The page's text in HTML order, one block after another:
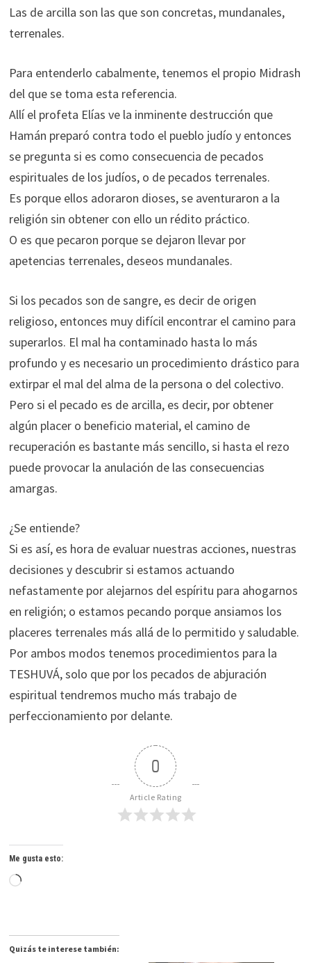
Las de arcilla son las que son concretas, mundanales,
terrenales.
Para entenderlo cabalmente, tenemos el propio Midrash
del que se toma esta referencia.
Allí el profeta Elías ve la inminente destrucción que
Hamán preparó contra todo el pueblo judío y entonces
se pregunta si es como consecuencia de pecados
espirituales de los judíos, o de pecados terrenales.
Es porque ellos adoraron dioses, se aventuraron a la
religión sin obtener con ello un rédito práctico.
O es que pecaron porque se dejaron llevar por
apetencias terrenales, deseos mundanales.
Si los pecados son de sangre, es decir de origen
religioso, entonces muy difícil encontrar el camino para
superarlos. El mal ha contaminado hasta lo más
profundo y es necesario un procedimiento drástico para
extirpar el mal del alma de la persona o del colectivo.
Pero si el pecado es de arcilla, es decir, por obtener
algún placer o beneficio material, el camino de
recuperación es bastante más sencillo, si hasta el rezo
puede provocar la anulación de las consecuencias
amargas.
¿Se entiende?
Si es así, es hora de evaluar nuestras acciones, nuestras
decisiones y descubrir si estamos actuando
nefastamente por alejarnos del espíritu para ahogarnos
en religión; o estamos pecando porque ansiamos los
placeres terrenales más allá de lo permitido y saludable.
Por ambos modos tenemos procedimientos para la
TESHUVÁ, solo que por los pecados de abjuración
espiritual tendremos mucho más trabajo de
perfeccionamiento por delante.
0
Article Rating
Me gusta esto:
Cargando...
Quizás te interese también: